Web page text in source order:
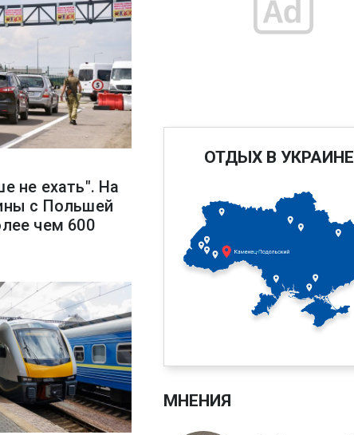
не ехать". На
с Польшей
чем 600
ОТДЫХ В УКРАИНЕ
МНЕНИЯ